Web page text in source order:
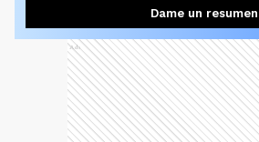
Dame un resumen
Ads